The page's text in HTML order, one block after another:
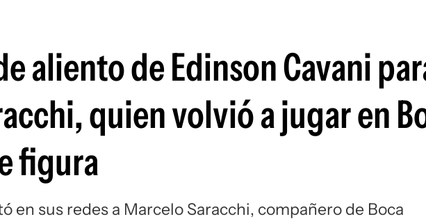
aliento de Edinson Cavani
quien volvió a jugar en
figura
en sus redes a Marcelo Saracchi, compañero de Boca